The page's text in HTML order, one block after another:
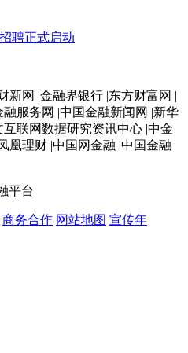
聘正式启动
新网 |金融界银行 |东方财富网 |
服务网 |中国金融新闻网 |新华
联网数据研究资讯中心 |中金
凰理财 |中国网金融 |中国金融
平台
商务合作 网站地图 宣传年